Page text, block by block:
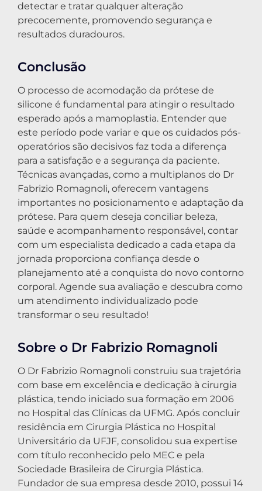
detectar e tratar qualquer alteração
precocemente, promovendo segurança e
resultados duradouros.
Conclusão
O processo de acomodação da prótese de
silicone é fundamental para atingir o resultado
esperado após a mamoplastia. Entender que
este período pode variar e que os cuidados pós-
operatórios são decisivos faz toda a diferença
para a satisfação e a segurança da paciente.
Técnicas avançadas, como a multiplanos do Dr
Fabrizio Romagnoli, oferecem vantagens
importantes no posicionamento e adaptação da
prótese. Para quem deseja conciliar beleza,
saúde e acompanhamento responsável, contar
com um especialista dedicado a cada etapa da
jornada proporciona confiança desde o
planejamento até a conquista do novo contorno
corporal. Agende sua avaliação e descubra como
um atendimento individualizado pode
transformar o seu resultado!
Sobre o Dr Fabrizio Romagnoli
O Dr Fabrizio Romagnoli construiu sua trajetória
com base em excelência e dedicação à cirurgia
plástica, tendo iniciado sua formação em 2006
no Hospital das Clínicas da UFMG. Após concluir
residência em Cirurgia Plástica no Hospital
Universitário da UFJF, consolidou sua expertise
com título reconhecido pelo MEC e pela
Sociedade Brasileira de Cirurgia Plástica.
Fundador de sua empresa desde 2010, possui 14